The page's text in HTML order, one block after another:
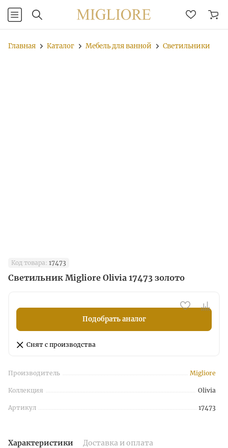
Главная Каталог Мебель для ванной Светильники
Код товара: 17473
Светильник Migliore Olivia 17473 золото
Подобрать аналог
Снят с производства
Производитель Migliore
Коллекция Olivia
Артикул 17473
Характеристики Доставка и оплата